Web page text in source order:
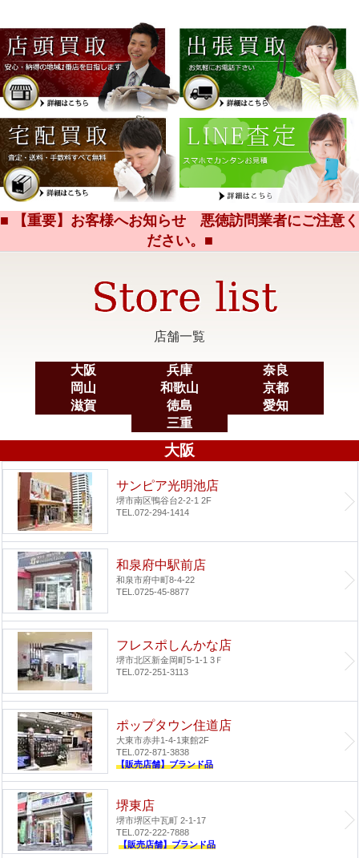
■ 【重要】お客様へお知らせ 悪徳訪問業者にご注意く
ださい。■
店舗一覧
大阪 兵庫
奈良
岡山
和歌山
京都
滋賀
徳島
愛知
三重
大阪
サンピア光明池店
堺市南区鴨谷台2-2-1 2F
TEL.072-294-1414
和泉府中駅前店
和泉市府中町8-4-22
TEL.0725-45-8877
フレスポしんかな店
堺市北区新金岡町5-1-1 3Ｆ
TEL.072-251-3113
ポップタウン住道店
大東市赤井1-4-1東館2F
TEL.072-871-3838
【販売店舗】ブランド品
堺東店
堺市堺区中瓦町 2-1-17
TEL.072-222-7888
【販売店舗】ブランド品